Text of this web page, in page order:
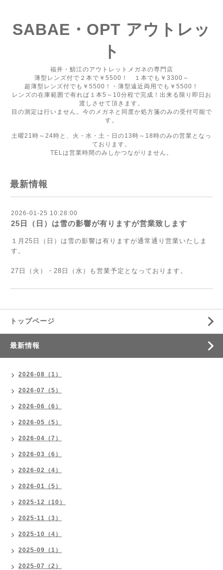
SABAE・OPT アウトレッ
ト
福井・鯖江のアウトレットメガネの専門店
薄型レンズ付で２本で￥5500！ １本でも￥3300～
超薄型レンズ付でも￥5500！・薄型遠近両用でも￥5500！
レンズの在庫範囲で有れば１本5～10分程で完成！出来る限り即日お
渡しさせて頂きます。
目の測定は行いません。今のメガネと同度か処方箋のみの受付可能で
す。
土曜21時～24時と、火・水・土・日の13時～18時のみの営業となっ
ております。
TELは営業時間のみしかつながりません。
最新情報
2026-01-25 10:28:00
25日（日）は雪の影響が有りますが営業致します
１月25日（日）は雪の影響は有りますが通常通り営業いたしま
す。
27日（火）・28日（水）も営業予定となっております。
トップページ
最新情報
2026-08（1）
2026-07（5）
2026-06（6）
2026-05（5）
2026-04（7）
2026-03（6）
2026-02（4）
2026-01（5）
2025-12（10）
2025-11（3）
2025-10（4）
2025-09（1）
2025-07（2）